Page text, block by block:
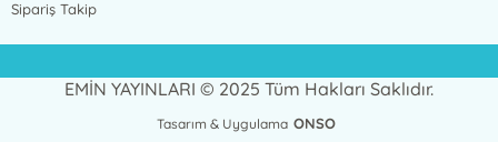
Sipariş Takip
EMİN YAYINLARI © 2025 Tüm Hakları Saklıdır.
Tasarım & Uygulama ONSO